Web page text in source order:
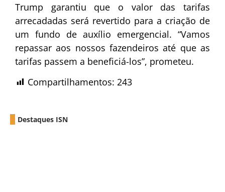
Trump garantiu que o valor das tarifas
arrecadadas será revertido para a criação de
um fundo de auxílio emergencial. “Vamos
repassar aos nossos fazendeiros até que as
tarifas passem a beneficiá-los”, prometeu.
Compartilhamentos: 243
Destaques ISN